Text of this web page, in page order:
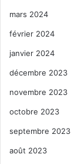
mars 2024
février 2024
janvier 2024
décembre 2023
novembre 2023
octobre 2023
septembre 2023
août 2023